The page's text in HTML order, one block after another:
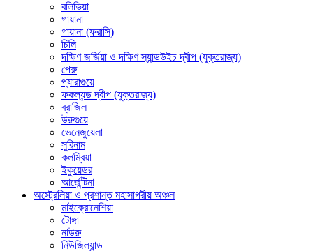
বলিভিয়া
গায়ানা
গায়ানা (ফরাসি)
চিলি
দক্ষিণ জর্জিয়া ও দক্ষিণ স্যান্ডউইচ দ্বীপ (যুক্তরাজ্য)
পেরু
প্যারাগুয়ে
ফকল্যন্ড দ্বীপ (যুক্তরাজ্য)
ব্রাজিল
উরুগুয়ে
ভেনেজুয়েলা
সুরিনাম
কলম্বিয়া
ইকুয়েডর
আর্জেন্টিনা
অস্ট্রেলিয়া ও প্রশান্ত মহাসাগরীয় অঞ্চল
মাইক্রোনেশিয়া
টোঙ্গা
নাউরু
নিউজিল্যান্ড